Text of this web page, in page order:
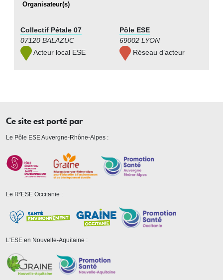
Organisateur(s)
Collectif Pétale 07
07120 BALAZUC
Acteur local ESE
Pôle ESE
69002 LYON
Réseau d’acteur
Ce site est porté par
Le Pôle ESE Auvergne-Rhône-Alpes :
Le R²ESE Occitanie :
L'ESE en Nouvelle-Aquitaine :